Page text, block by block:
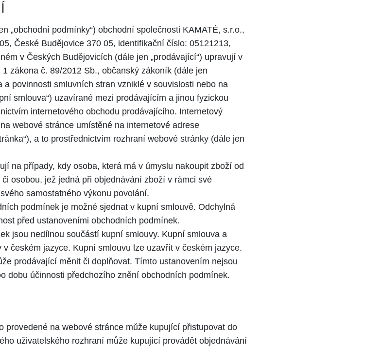
„obchodní podmínky“) obchodní společnosti KAMATÉ, s.r.o.,
České Budějovice 370 05, identifikační číslo: 05121213,
v Českých Budějovicích (dále jen „prodávající“) upravují v
zákona č. 89/2012 Sb., občanský zákoník (dále jen
a povinnosti smluvních stran vzniklé v souvislosti nebo na
smlouva“) uzavírané mezi prodávajícím a jinou fyzickou
internetového obchodu prodávajícího. Internetový
webové stránce umístěné na internetové adrese
a to prostřednictvím rozhraní webové stránky (dále jen
na případy, kdy osoba, která má v úmyslu nakoupit zboží od
osobou, jež jedná při objednávání zboží v rámci své
samostatného výkonu povolání.
podmínek je možné sjednat v kupní smlouvě. Odchylná
před ustanoveními obchodních podmínek.
jsou nedílnou součástí kupní smlouvy. Kupní smlouva a
českém jazyce. Kupní smlouvu lze uzavřít v českém jazyce.
prodávající měnit či doplňovat. Tímto ustanovením nejsou
dobu účinnosti předchozího znění obchodních podmínek.
provedené na webové stránce může kupující přistupovat do
uživatelského rozhraní může kupující provádět objednávání